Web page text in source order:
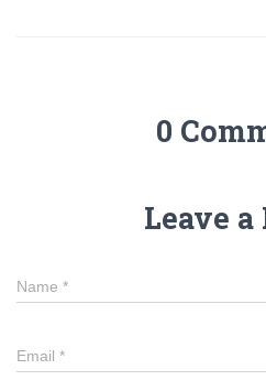
0
Leave
Name *
Email *